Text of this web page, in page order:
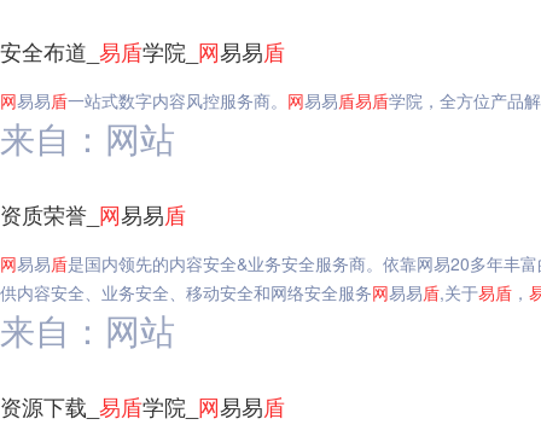
安全布道_ 易盾学院_ 网易易盾
网易易盾一站式数字内容风控服务商。 网易易盾易盾学院，全方位产品
来自：网站
资质荣誉_ 网易易盾
网易易盾是国内领先的内容安全&业务安全服务商。依靠网易20多年丰
供内容安全、业务安全、移动安全和网络安全服务网易易盾,关于易盾 ，
来自：网站
资源下载_ 易盾学院_ 网易易盾